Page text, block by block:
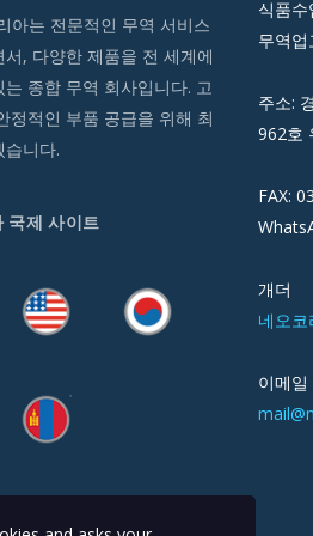
아는 전문적인 무역 서비스
서, 다양한 제품을 전 세계에
는 종합 무역 회사입니다. 고
정적인 부품 공급을 위해 최
습니다.
국제 사이트
식품
무역
주소:
962호
FAX:
개더
네오
이메일